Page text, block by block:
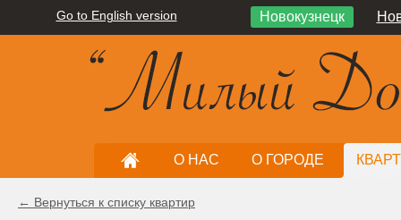
Go to English version Новокузнецк
О НАС О ГОРОДЕ
← Вернуться к списку квартир